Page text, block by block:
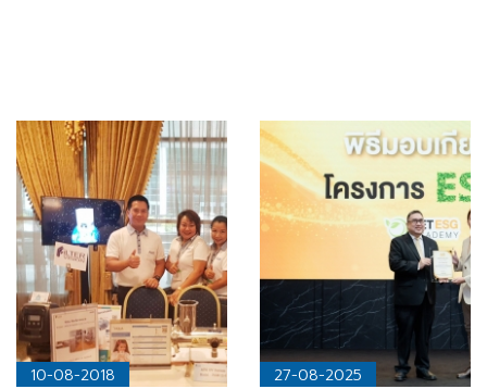
10-08-2018 27-08-2025